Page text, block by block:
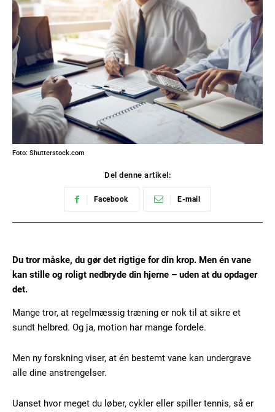
Foto: Shutterstock.com
Del denne artikel:
Facebook E-mail
Du tror måske, du gør det rigtige for din krop. Men én vane
kan stille og roligt nedbryde din hjerne – uden at du opdager
det.
Mange tror, at regelmæssig træning er nok til at sikre et
sundt helbred. Og ja, motion har mange fordele.
Men ny forskning viser, at én bestemt vane kan undergrave
alle dine anstrengelser.
Uanset hvor meget du løber, cykler eller spiller tennis, så er